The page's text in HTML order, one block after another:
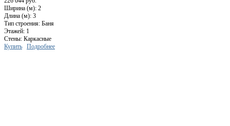
Ширина (м): 2
Длина (м): 3
Тип строения: Баня
Этажей: 1
Стены: Каркасные
Купить
Подробнее